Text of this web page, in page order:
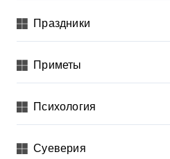
Праздники
Приметы
Психология
Суеверия